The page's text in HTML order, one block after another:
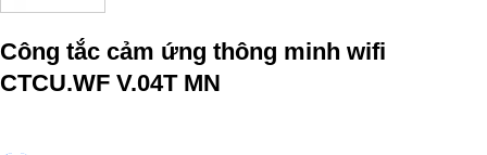
Công tắc cảm ứng thông minh wifi
CTCU.WF V.04T MN